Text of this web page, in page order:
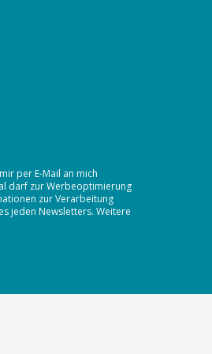
per E-Mail an mich
darf zur Werbeoptimierung
zur Verarbeitung
jeden Newsletters. Weitere